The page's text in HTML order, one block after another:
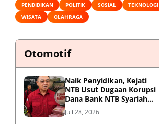
PENDIDIKAN
POLITIK SOSIAL
TEKNOLOGI
WISATA
OLAHRAGA
Otomotif
Naik Penyidikan, Kejati
NTB Usut Dugaan Korupsi
Dana Bank NTB Syariah
untuk MXGP 2023
Juli 28, 2026